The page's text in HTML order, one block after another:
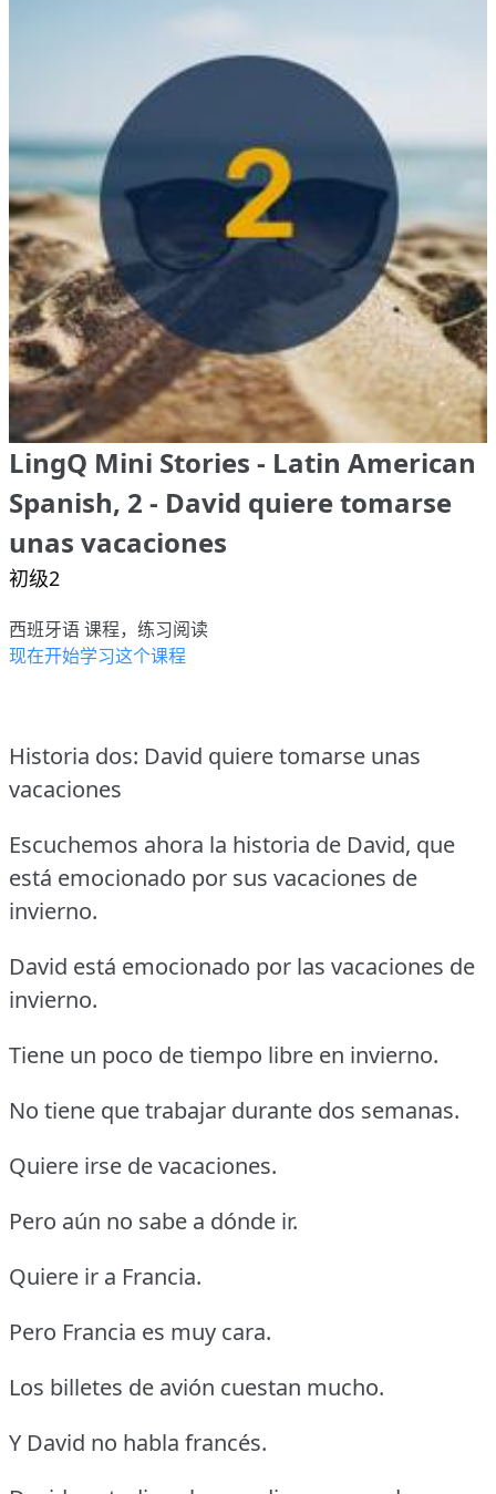
LingQ Mini Stories - Latin American
Spanish, 2 - David quiere tomarse
unas vacaciones
初级2
西班牙语 课程，练习阅读
现在开始学习这个课程
Historia dos: David quiere tomarse unas
vacaciones
Escuchemos ahora la historia de David, que
está emocionado por sus vacaciones de
invierno.
David está emocionado por las vacaciones de
invierno.
Tiene un poco de tiempo libre en invierno.
No tiene que trabajar durante dos semanas.
Quiere irse de vacaciones.
Pero aún no sabe a dónde ir.
Quiere ir a Francia.
Pero Francia es muy cara.
Los billetes de avión cuestan mucho.
Y David no habla francés.